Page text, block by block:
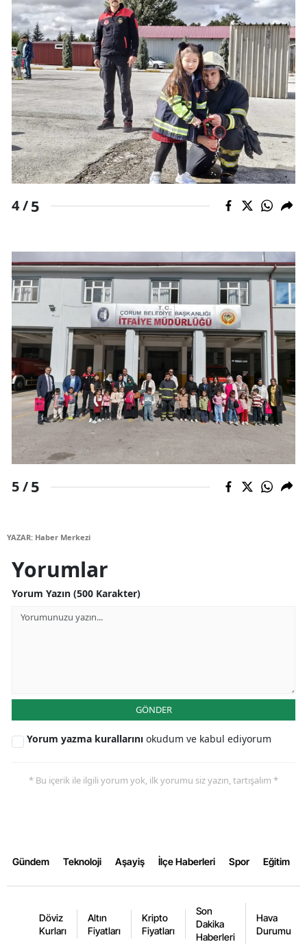
Sakarya
Samsun
Siirt
Sinop
Sivas
Tekirdağ
Tokat
Trabzon
Şanlıurfa
Van
Yozgat
Zonguldak
Aksaray
Bayburt
Karaman
Kırıkkale
Kilis
Osmaniye
Düzce
4 /5
5 /5
YAZAR: Haber Merkezi
Yorumlar
Yorum Yazın (500 Karakter)
GÖNDER
Yorum yazma kurallarını okudum ve kabul ediyorum
* Bu içerik ile ilgili yorum yok, ilk yorumu siz yazın, tartışalım *
Gündem Teknoloji Aşayiş İlçe Haberleri Spor Eğitim
Döviz
Kurları
Altın
Fiyatları
Kripto
Fiyatları
Son
Dakika
Haberleri
Hava
Durumu